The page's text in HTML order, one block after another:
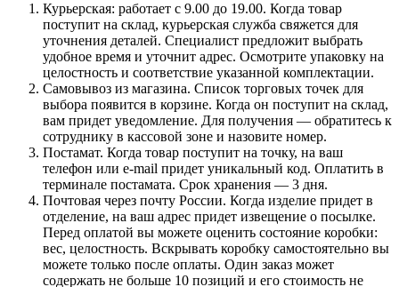
Курьерская: работает с 9.00 до 19.00. Когда товар
поступит на склад, курьерская служба свяжется для
уточнения деталей. Специалист предложит выбрать
удобное время и уточнит адрес. Осмотрите упаковку на
целостность и соответствие указанной комплектации.
Самовывоз из магазина. Список торговых точек для
выбора появится в корзине. Когда он поступит на склад,
вам придет уведомление. Для получения — обратитесь к
сотруднику в кассовой зоне и назовите номер.
Постамат. Когда товар поступит на точку, на ваш
телефон или e-mail придет уникальный код. Оплатить в
терминале постамата. Срок хранения — 3 дня.
Почтовая через почту России. Когда изделие придет в
отделение, на ваш адрес придет извещение о посылке.
Перед оплатой вы можете оценить состояние коробки:
вес, целостность. Вскрывать коробку самостоятельно вы
можете только после оплаты. Один заказ может
содержать не больше 10 позиций и его стоимость не